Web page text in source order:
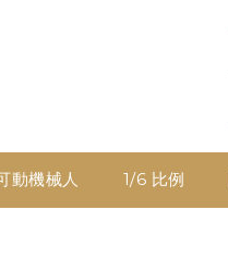
動機械人 1/6 比例